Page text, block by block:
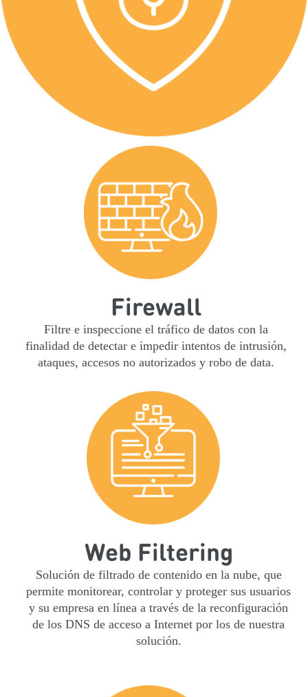
Web Filtering
Solución de filtrado de contenido en la nube, que
permite monitorear, controlar y proteger sus usuarios
y su empresa en línea a través de la reconfiguración
de los DNS de acceso a Internet por los de nuestra
solución.
Firewall
Filtre e inspeccione el tráfico de datos con la
finalidad de detectar e impedir intentos de intrusión,
ataques, accesos no autorizados y robo de data.